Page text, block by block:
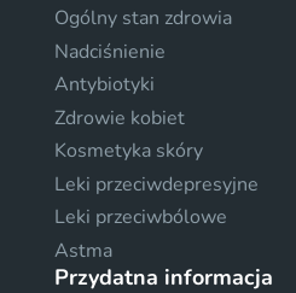
Ogólny stan zdrowia
Nadciśnienie
Antybiotyki
Zdrowie kobiet
Kosmetyka skóry
Leki przeciwdepresyjne
Leki przeciwbólowe
Astma
Przydatna informacja